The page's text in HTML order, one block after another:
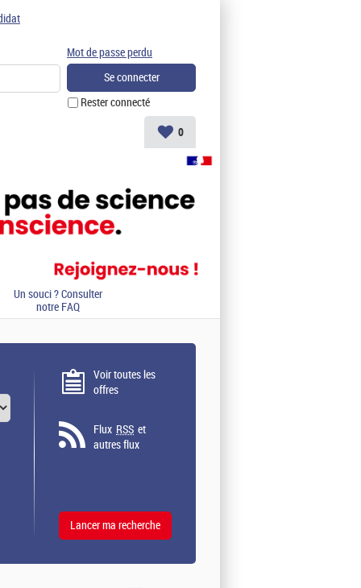
Rester connecté
Mot de passe perdu
0
Un souci ? Consulter
notre FAQ
Voir toutes les
offres
Flux RSS et
autres flux